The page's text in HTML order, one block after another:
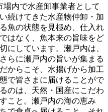
内で水産卸事業者として
続けてきた水産物仲卸・加
魚の状態を見極め、仕入れ
はなく、魚本来の旨味をど
にしています。瀬戸内は、
らに瀬戸内の旨いが集まる
からこそ、水揚げから加工
で皆さまに届けることがで
のは、天然・国産にこだわ
こと。瀬戸内の海の恵み